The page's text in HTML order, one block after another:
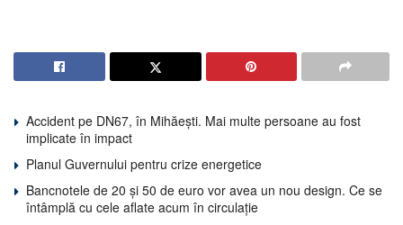
Accident pe DN67, în Mihăești. Mai multe persoane au fost
implicate în impact
Planul Guvernului pentru crize energetice
Bancnotele de 20 și 50 de euro vor avea un nou design. Ce se
întâmplă cu cele aflate acum în circulație